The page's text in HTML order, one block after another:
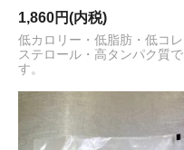
1,860円(内税)
低カロリー・低脂肪・低コレ
ステロール・高タンパク質で
す。